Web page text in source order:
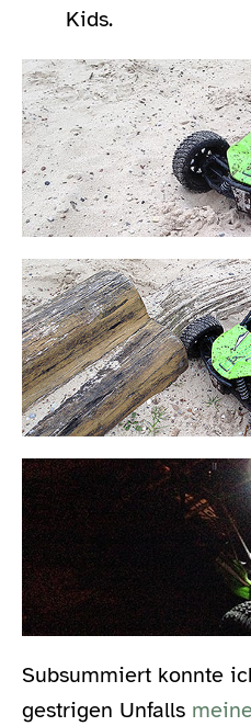
Kids.
Subsummiert konnte
gestrigen Unfalls